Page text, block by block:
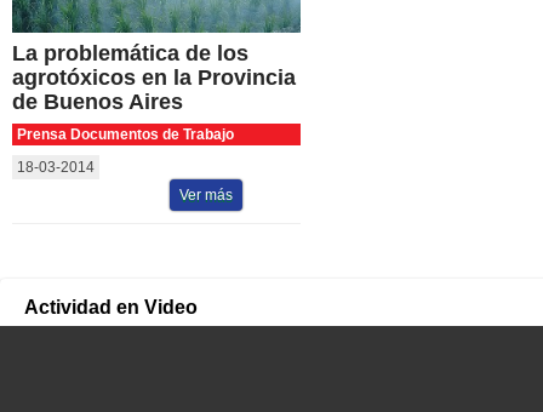
La problemática de los
agrotóxicos en la Provincia
de Buenos Aires
Prensa Documentos de Trabajo
18-03-2014
Ver más
Actividad en Video